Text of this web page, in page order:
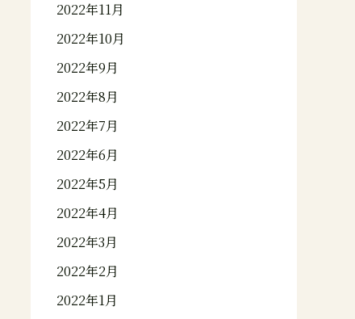
2022年11月
2022年10月
2022年9月
2022年8月
2022年7月
2022年6月
2022年5月
2022年4月
2022年3月
2022年2月
2022年1月